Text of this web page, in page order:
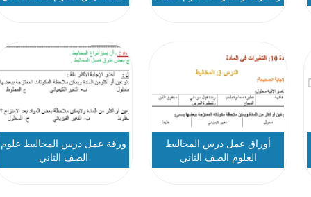
الثاني
أوراق عمل درس المخاليط
العلوم الصف الثاني
ورقة عمل درس المخاليط علوم
الصف الثاني